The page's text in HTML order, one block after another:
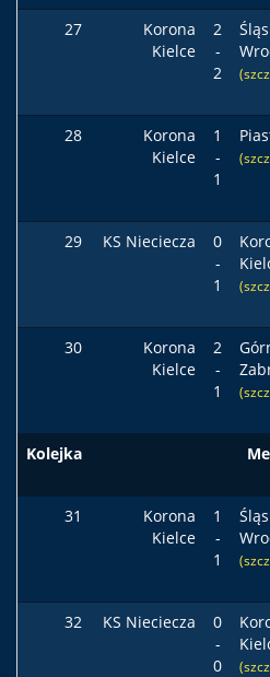
27
Korona
Kielce
2
-
2
28
Korona
Kielce
1
-
1
29 KS Nieciecza
0
-
1
30
Korona
Kielce
2
-
1
Kolejka
31
Korona
Kielce
1
-
1
32 KS Nieciecza
0
-
0